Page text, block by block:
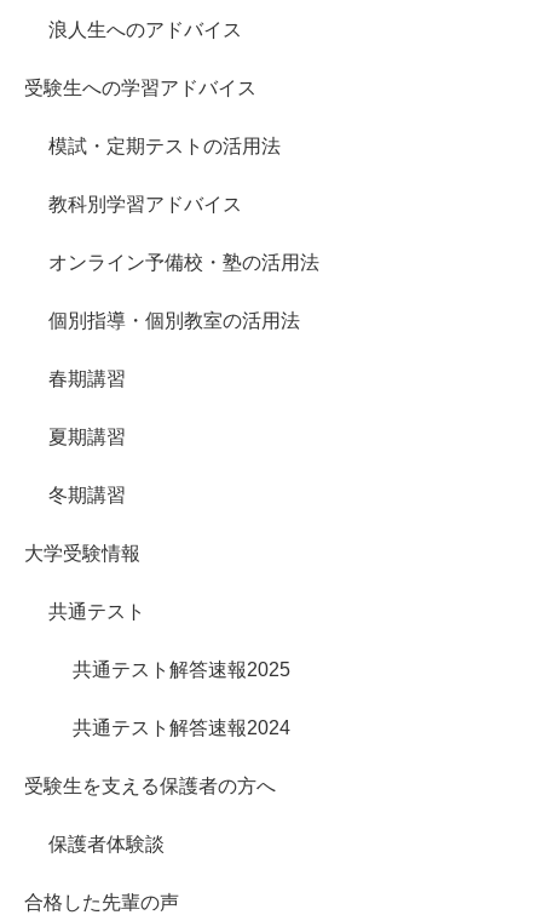
浪人生へのアドバイス
受験生への学習アドバイス
模試・定期テストの活用法
教科別学習アドバイス
オンライン予備校・塾の活用法
個別指導・個別教室の活用法
春期講習
夏期講習
冬期講習
大学受験情報
共通テスト
共通テスト解答速報2025
共通テスト解答速報2024
受験生を支える保護者の方へ
保護者体験談
合格した先輩の声